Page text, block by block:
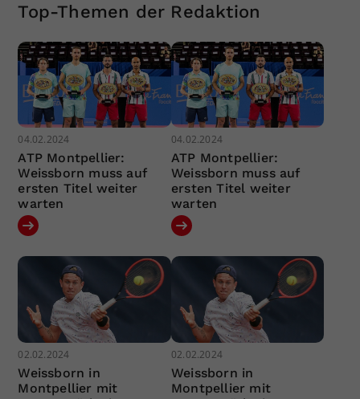
Top-Themen der Redaktion
04.02.2024
ATP Montpellier:
Weissborn muss auf
ersten Titel weiter
warten
04.02.2024
ATP Montpellier:
Weissborn muss auf
ersten Titel weiter
warten
02.02.2024
Weissborn in
Montpellier mit
02.02.2024
Weissborn in
Montpellier mit